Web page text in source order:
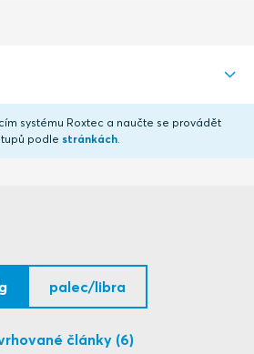
systému Roxtec a naučte se provádět
podle stránkách
palec/libra
články (6)